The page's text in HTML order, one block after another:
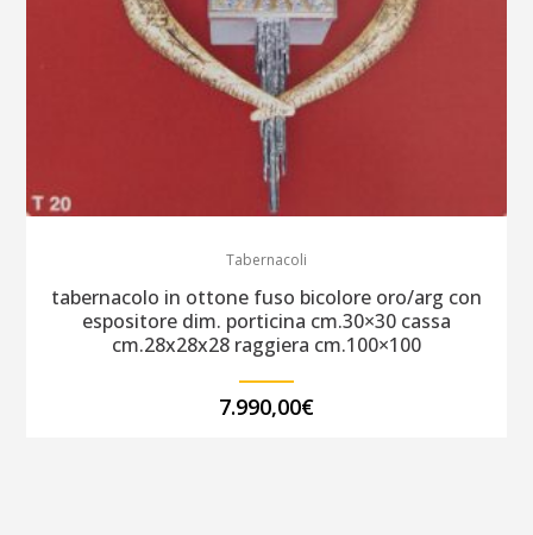
Tabernacoli
tabernacolo in ottone fuso bicolore oro/arg con
espositore dim. porticina cm.30×30 cassa
cm.28x28x28 raggiera cm.100×100
7.990,00€